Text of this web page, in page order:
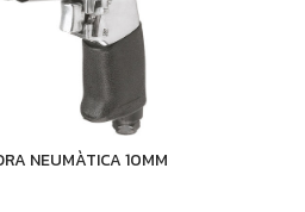
NEUMÀTICA 10MM